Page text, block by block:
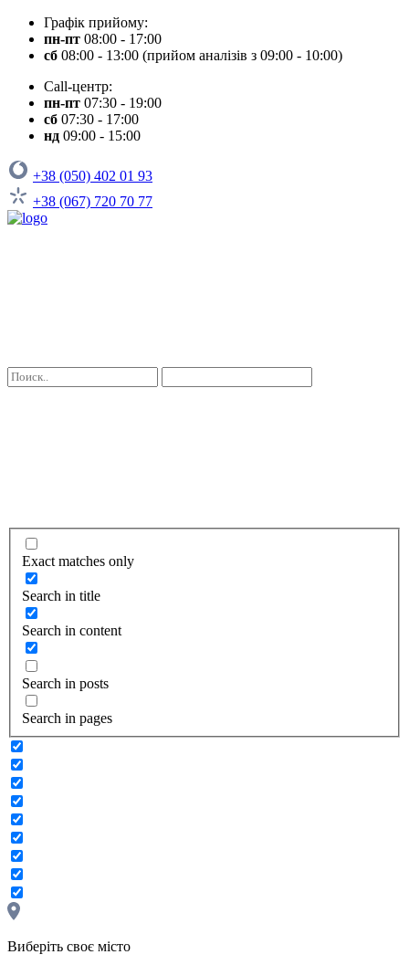
Графік прийому:
пн-пт 08:00 - 17:00
сб 08:00 - 13:00 (прийом аналізів з 09:00 - 10:00)
Call-центр:
пн-пт 07:30 - 19:00
сб 07:30 - 17:00
нд 09:00 - 15:00
+38 (050) 402 01 93
+38 (067) 720 70 77
Exact matches only
Search in title
Search in content
Search in posts
Search in pages
Виберіть своє місто